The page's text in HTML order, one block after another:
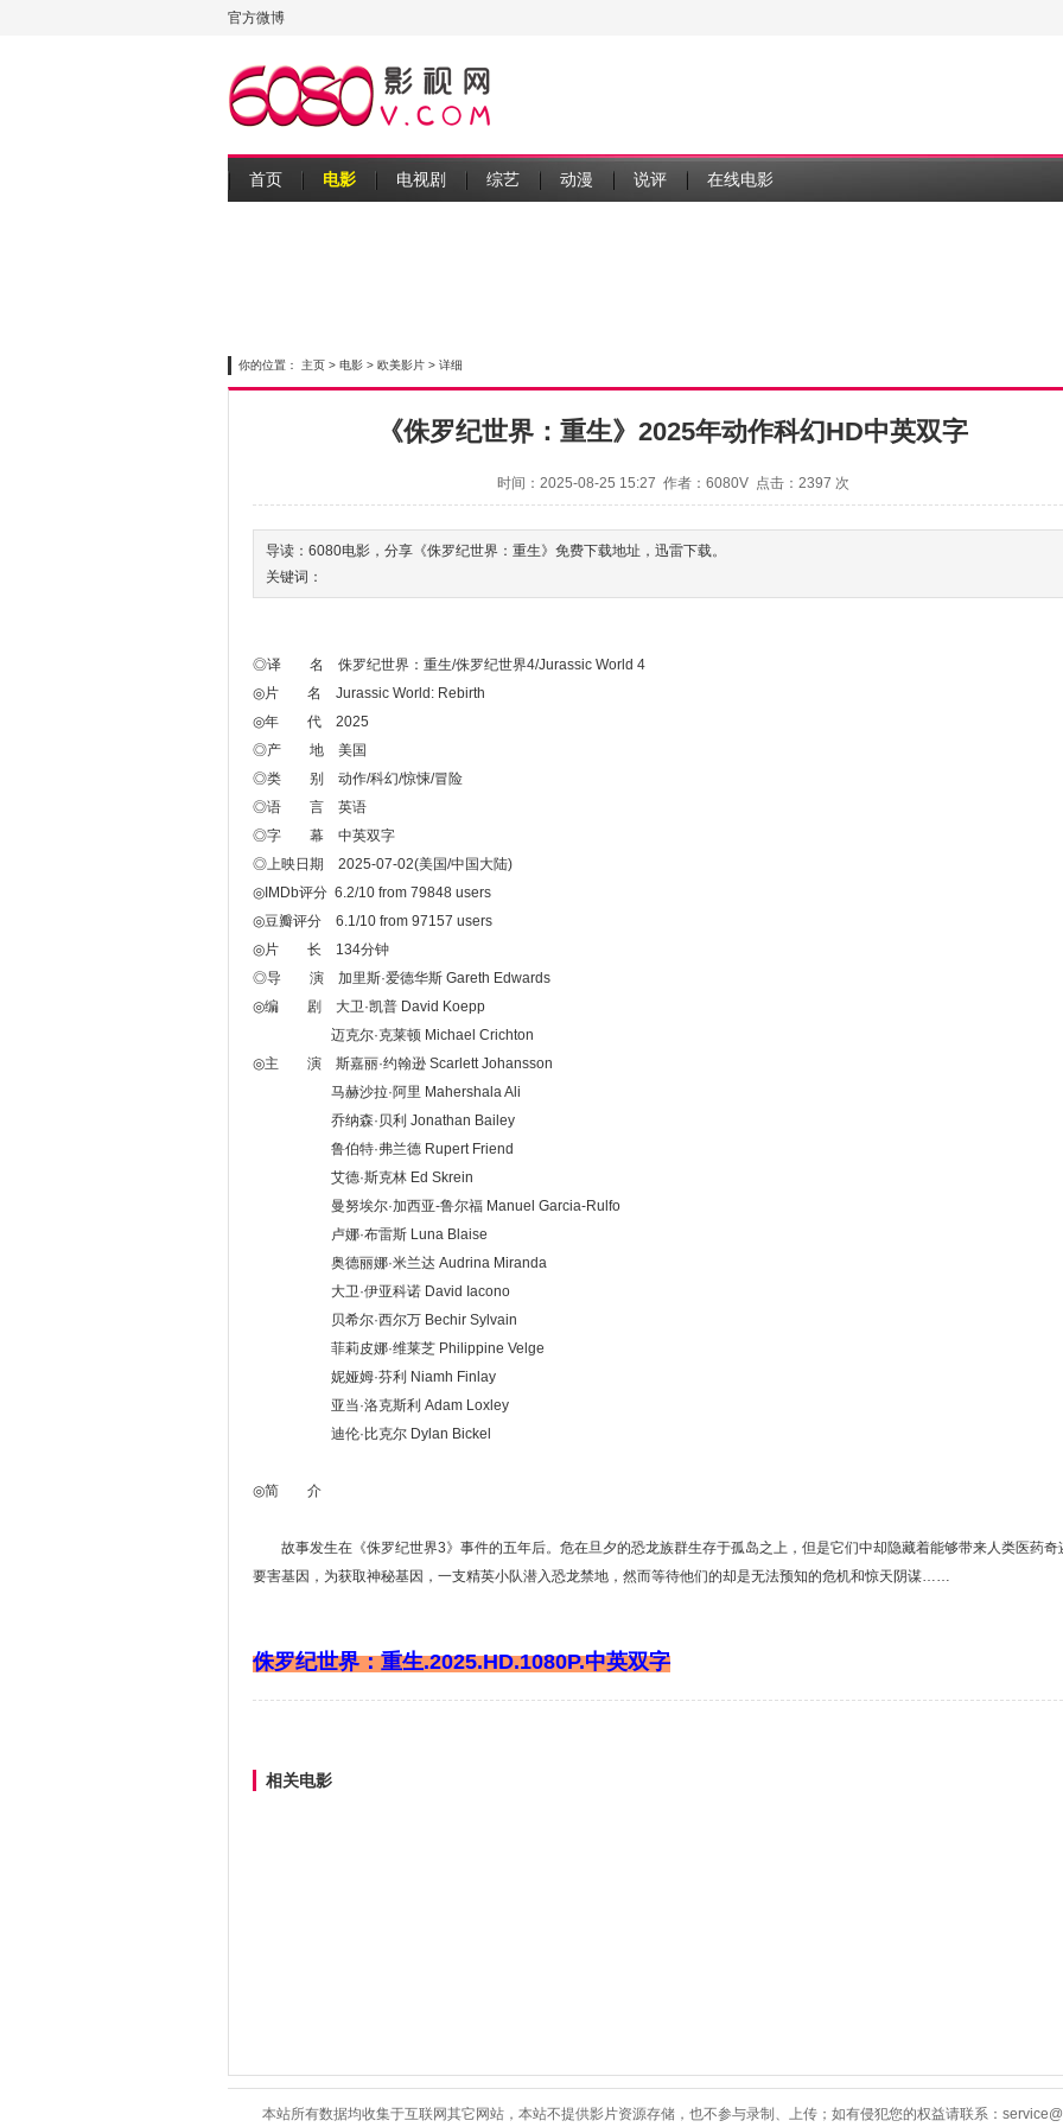
官方微博
首页 电影 电视剧 综艺 动漫 说评 在线电影
你的位置： 主页 > 电影 > 欧美影片 > 详细
《侏罗纪世界：重生》2025年动作科幻HD中英双字
时间：2025-08-25 15:27 作者：6080V 点击： 2397 次
导读：6080电影，分享《侏罗纪世界：重生》免费下载地址，迅雷下载。
关键词：
◎译 名 侏罗纪世界：重生/侏罗纪世界4/Jurassic World 4
◎片 名 Jurassic World: Rebirth
◎年 代 2025
◎产 地 美国
◎类 别 动作/科幻/惊悚/冒险
◎语 言 英语
◎字 幕 中英双字
◎上映日期 2025-07-02(美国/中国大陆)
◎IMDb评分 6.2/10 from 79848 users
◎豆瓣评分 6.1/10 from 97157 users
◎片 长 134分钟
◎导 演 加里斯·爱德华斯 Gareth Edwards
◎编 剧 大卫·凯普 David Koepp
迈克尔·克莱顿 Michael Crichton
◎主 演 斯嘉丽·约翰逊 Scarlett Johansson
马赫沙拉·阿里 Mahershala Ali
乔纳森·贝利 Jonathan Bailey
鲁伯特·弗兰德 Rupert Friend
艾德·斯克林 Ed Skrein
曼努埃尔·加西亚-鲁尔福 Manuel Garcia-Rulfo
卢娜·布雷斯 Luna Blaise
奥德丽娜·米兰达 Audrina Miranda
大卫·伊亚科诺 David Iacono
贝希尔·西尔万 Bechir Sylvain
菲莉皮娜·维莱芝 Philippine Velge
妮娅姆·芬利 Niamh Finlay
亚当·洛克斯利 Adam Loxley
迪伦·比克尔 Dylan Bickel
◎简 介
故事发生在《侏罗纪世界3》事件的五年后。危在旦夕的恐龙族群生存于孤岛之上，但是它们中却隐藏着能够带来人类医药奇
要害基因，为获取神秘基因，一支精英小队潜入恐龙禁地，然而等待他们的却是无法预知的危机和惊天阴谋……
侏罗纪世界：重生.2025.HD.1080P.中英双字
相关电影
本站所有数据均收集于互联网其它网站，本站不提供影片资源存储，也不参与录制、上传；如有侵犯您的权益请联系：